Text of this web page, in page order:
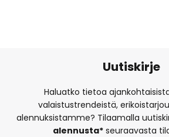
Uutiskirje
Haluatko tietoa
valaistustrendeistä,
alennuksistamme? Tilaamalla
alennusta*seuraavasta